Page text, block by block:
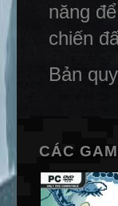
năng
chiến
Bản
CÁC